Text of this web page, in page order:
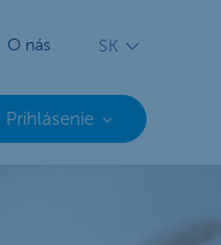
O nás SK
Prihlásenie